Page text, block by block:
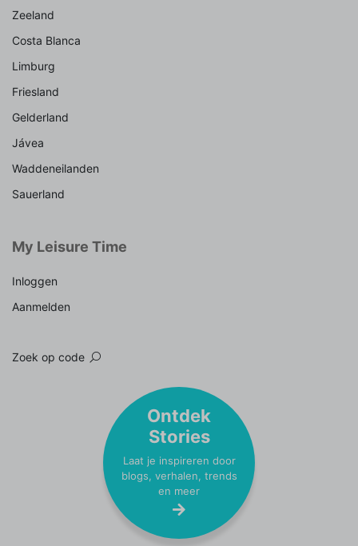
Zeeland
Costa Blanca
Limburg
Friesland
Gelderland
Jávea
Waddeneilanden
Sauerland
My Leisure Time
Inloggen
Aanmelden
Zoek op code
Ontdek
Stories
Laat je inspireren door
blogs, verhalen, trends
en meer